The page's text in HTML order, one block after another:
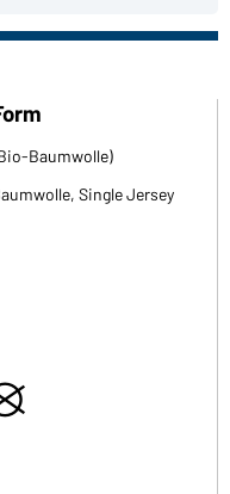
Baumwolle)
Single Jersey